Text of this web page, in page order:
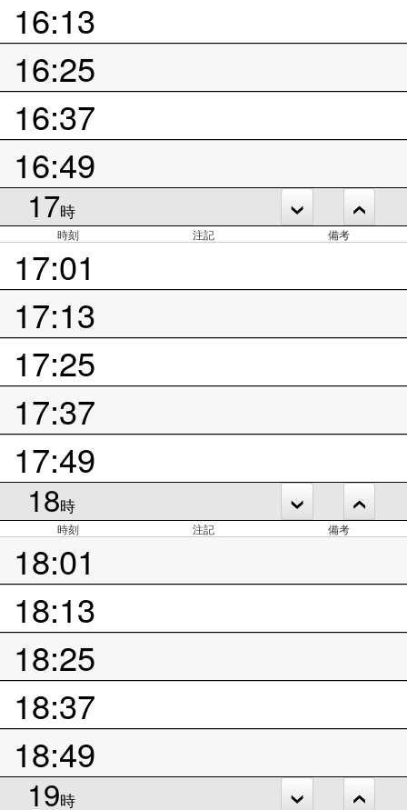
16:13
16:25
16:37
16:49
17時
時刻 注記 備考
17:01
17:13
17:25
17:37
17:49
18時
時刻 注記 備考
18:01
18:13
18:25
18:37
18:49
19時